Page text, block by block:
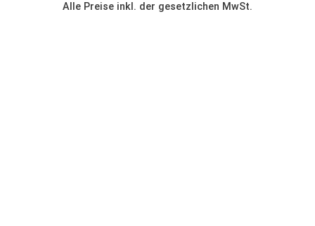
Alle Preise inkl. der gesetzlichen MwSt.